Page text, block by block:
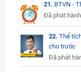
21. BTVN -
Đã phát
22. Thể
cho trước
Đã phát